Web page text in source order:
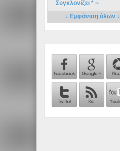
Συγκλονίζει * ~
↓ Εμφάνιση όλων ↓